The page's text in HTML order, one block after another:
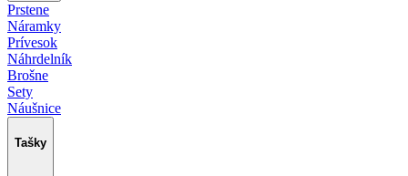
Prstene
Náramky
Prívesok
Náhrdelník
Brošne
Sety
Náušnice
Tašky